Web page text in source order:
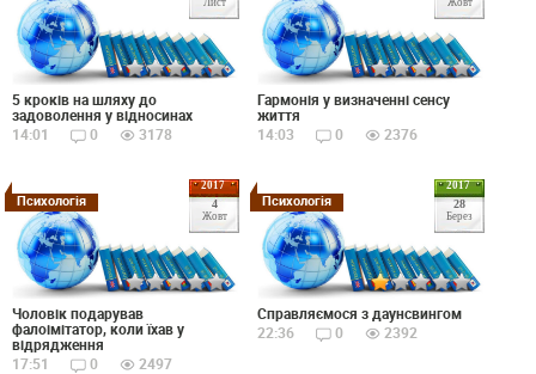
Лист
5 кроків на шляху до
задоволення у відносинах
14:01
0 3178
Жовт
Гармонія у визначенні сенсу
життя
14:03
0 2376
2017
4
Жовт
Психологія
Чоловік подарував
фалоімітатор, коли їхав у
відрядження
17:51
0 2497
2017
28
Берез
Психологія
Справляємося з даунсвингом
22:36
0 2392